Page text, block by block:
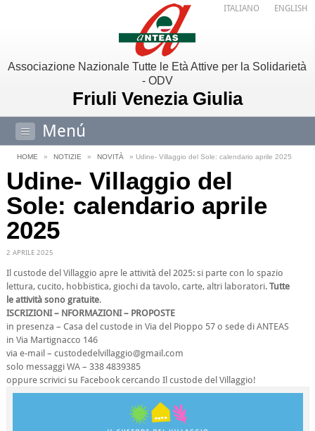
Associazione Nazionale Tutte le Età Attive per la Solidarietà
- ODV
Friuli Venezia Giulia
Menú
ITALIANO ENGLISH
HOME » NOTIZIE » NOVITÀ » Udine- Villaggio del Sole: calendario aprile 2025
Udine- Villaggio del
Sole: calendario aprile
2025
2 APRILE 2025
Il custode del Villaggio apre le attività del 2025: si parte con lo spazio
lettura, cucito, hobbistica, giochi da tavolo, carte, altri laboratori. Tutte
le attività sono gratuite.
ISCRIZIONI – NFORMAZIONI – PROPOSTE
in presenza – Casa del custode in Via del Pioppo 57 o sede di ANTEAS
in Via Martignacco 146
via e-mail – custodedelvillaggio@gmail.com
solo messaggi WA – 338 4839385
oppure scrivici su Facebook cercando Il custode del Villaggio!